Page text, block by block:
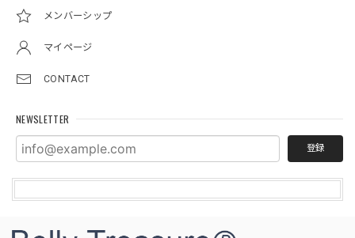
メンバーシップ
マイページ
CONTACT
NEWSLETTER
登録